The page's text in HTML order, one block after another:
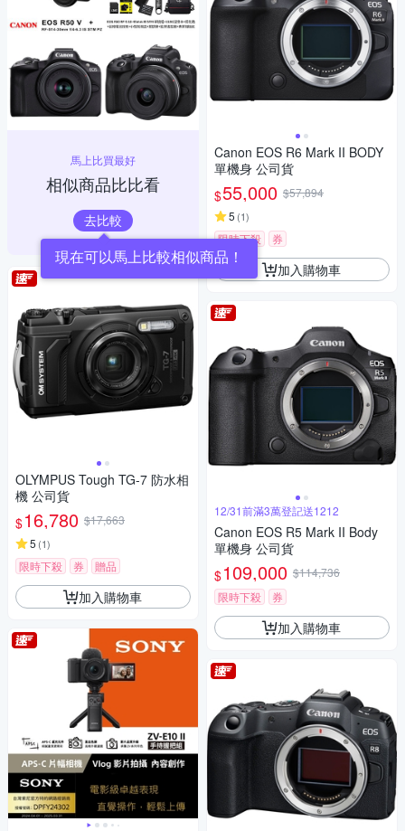
馬上比買最好
相似商品比比看
去比較
OLYMPUS Tough TG-7 防水相
機 公司貨
$16,780 $17,663
5 (1)
限時下殺 券 贈品
加入購物車
Canon EOS R6 Mark II BODY
單機身 公司貨
$55,000 $57,894
5 (1)
限時下殺 券
加入購物車
12/31前滿3萬登記送1212
Canon EOS R5 Mark II Body
單機身 公司貨
$109,000 $114,736
限時下殺
券
加入購物車